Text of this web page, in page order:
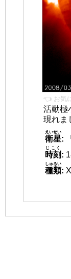
👈 お気
活動極
現れま
衛星
えいせい
:
時刻
じこく
:
種類
しゅるい
: X